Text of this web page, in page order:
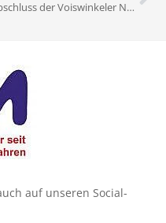
Abschluss der Voiswinkeler Neubaumaßnahme
auf unseren Social-